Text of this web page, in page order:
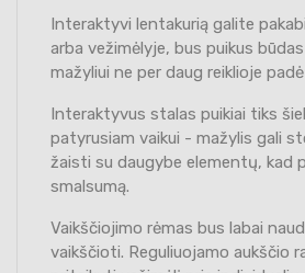
Interaktyvi lentakurią galite
arba vežimėlyje, bus puikus
mažyliui ne per daug reiklioje
Interaktyvus stalas puikiai tiks
patyrusiam vaikui - mažylis gali
žaisti su daugybe elementų, kad
smalsumą.
Vaikščiojimo rėmas bus labai
vaikščioti. Reguliuojamo aukščio